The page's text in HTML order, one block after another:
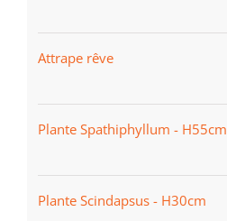
Attrape rêve
Plante Spathiphyllum - H55cm
Plante Scindapsus - H30cm